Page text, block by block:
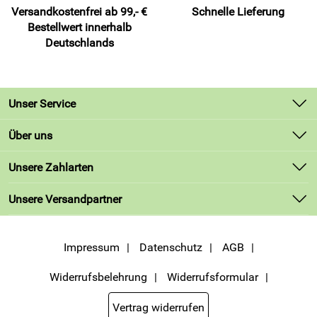
schlapp macht und deine Ausrüstung zuverlässig schützt.
Trage die Tasche entspannt über die Schulter und erreiche
deinen Platz fokussiert und bereit.
Kategorie: Sporttaschen ohne Bodenfach
Canvas-Qualität
Small: 45 x 25 x 25 cm
Large: 63 x 30 x 32 cm
Trageoptionen: verstellbarer Schulterriemen im
Lieferumfang, Tragegriffe
Verschlüsse: ultrastarke Reißverschlüsse
Versandkostenfrei ab 99,- €
Bestellwert innerhalb
Deutschlands
Schnelle Lieferung
Unser Service
Kontakt
Kundenlogin
Über uns
Unsere Bestseller
Neu
Unsere Zahlarten
Unsere Versandpartner
Impressum Datenschutz AGB
Widerrufsbelehrung Widerrufsformular
Vertrag widerrufen